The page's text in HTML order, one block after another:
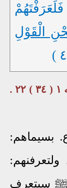
فَلَعَرَفْتَهُمْ
الْقَوْلِ
٣ ٩-٣٨ب ب . مشيئة الله ١ ( ٣٤ ) ٢٢ .
بسيماهم:
ﷺ سيتعرف